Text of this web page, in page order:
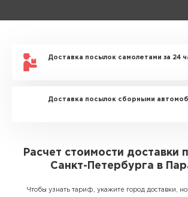
Доставка посылок самолетами за 24
Доставка посылок сборными
Расчет стоимости доставки
Санкт-Петербурга в
Чтобы узнать тариф, укажите город доставки,